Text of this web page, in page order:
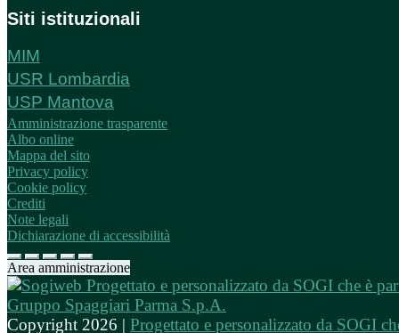
Siti istituzionali
MIM
USR Lombardia
USP Mantova
Amministrazione trasparente
Albo online
Mappa del sito
Privacy policy
Cookie policy
Crediti
Note legali
Dichiarazione di accessibilità
Area amministrazione
Copyright 2026 | Progettato e personalizzato da SOGI